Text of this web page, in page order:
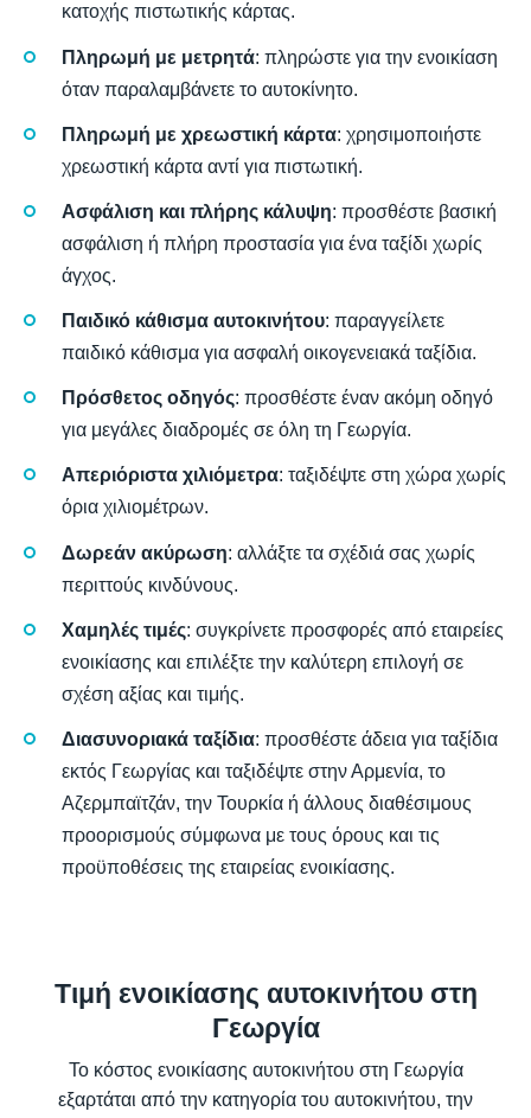
κατοχής πιστωτικής κάρτας.
Πληρωμή με μετρητά: πληρώστε για την ενοικίαση
όταν παραλαμβάνετε το αυτοκίνητο.
Πληρωμή με χρεωστική κάρτα: χρησιμοποιήστε
χρεωστική κάρτα αντί για πιστωτική.
Ασφάλιση και πλήρης κάλυψη: προσθέστε βασική
ασφάλιση ή πλήρη προστασία για ένα ταξίδι χωρίς
άγχος.
Παιδικό κάθισμα αυτοκινήτου: παραγγείλετε
παιδικό κάθισμα για ασφαλή οικογενειακά ταξίδια.
Πρόσθετος οδηγός: προσθέστε έναν ακόμη οδηγό
για μεγάλες διαδρομές σε όλη τη Γεωργία.
Απεριόριστα χιλιόμετρα: ταξιδέψτε στη χώρα χωρίς
όρια χιλιομέτρων.
Δωρεάν ακύρωση: αλλάξτε τα σχέδιά σας χωρίς
περιττούς κινδύνους.
Χαμηλές τιμές: συγκρίνετε προσφορές από εταιρείες
ενοικίασης και επιλέξτε την καλύτερη επιλογή σε
σχέση αξίας και τιμής.
Διασυνοριακά ταξίδια: προσθέστε άδεια για ταξίδια
εκτός Γεωργίας και ταξιδέψτε στην Αρμενία, το
Αζερμπαϊτζάν, την Τουρκία ή άλλους διαθέσιμους
προορισμούς σύμφωνα με τους όρους και τις
προϋποθέσεις της εταιρείας ενοικίασης.
Τιμή ενοικίασης αυτοκινήτου στη
Γεωργία
Το κόστος ενοικίασης αυτοκινήτου στη Γεωργία
εξαρτάται από την κατηγορία του αυτοκινήτου, την